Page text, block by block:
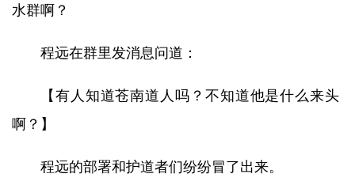
水群啊？
程远在群里发消息问道：
【有人知道苍南道人吗？不知道他是什么来头
啊？】
程远的部署和护道者们纷纷冒了出来。